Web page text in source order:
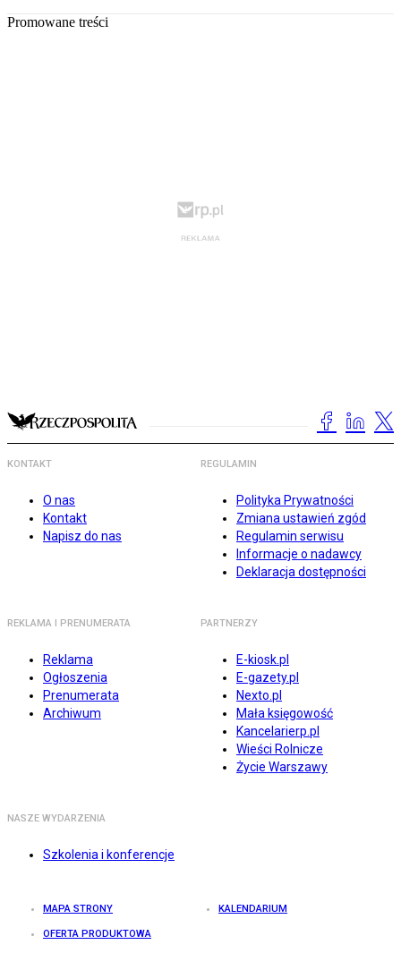
Promowane treści
KONTAKT
O nas
Kontakt
Napisz do nas
REGULAMIN
Polityka Prywatności
Zmiana ustawień zgód
Regulamin serwisu
Informacje o nadawcy
Deklaracja dostępności
REKLAMA I PRENUMERATA
Reklama
Ogłoszenia
Prenumerata
Archiwum
PARTNERZY
E-kiosk.pl
E-gazety.pl
Nexto.pl
Mała księgowość
Kancelarierp.pl
Wieści Rolnicze
Życie Warszawy
NASZE WYDARZENIA
Szkolenia i konferencje
MAPA STRONY KALENDARIUM
OFERTA PRODUKTOWA